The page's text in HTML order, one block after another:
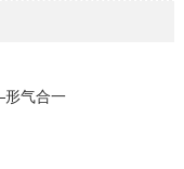
十二地支）、月将、当天日
课四课是“三传”之母，此
...
气合一